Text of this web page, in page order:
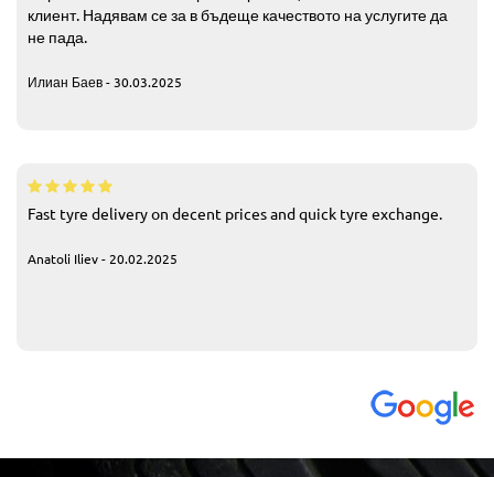
клиент. Надявам се за в бъдеще качеството на услугите да
не пада.
Илиан Баев - 30.03.2025
Fast tyre delivery on decent prices and quick tyre exchange.
Anatoli Iliev - 20.02.2025